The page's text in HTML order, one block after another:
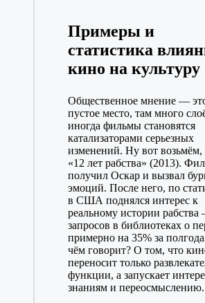
Примеры и
статистика
кино на культуру
Общественное мнение —
пустое место, там много
иногда фильмы становятся
катализаторами серьезных
изменений. Ну вот возьмём,
«12 лет рабства» (2013).
получил Оскар и вызвал
эмоций. После него, по
в США поднялся интерес к
реальному истории рабства
запросов в библиотеках о
примерно на 35% за
чём говорит? О том, что
переносит только
функции, а запускает
знаниям и переосмыслению.